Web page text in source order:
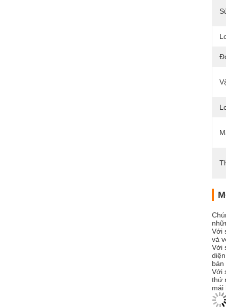
Với
và
Với
bán
Với
thứ
mái